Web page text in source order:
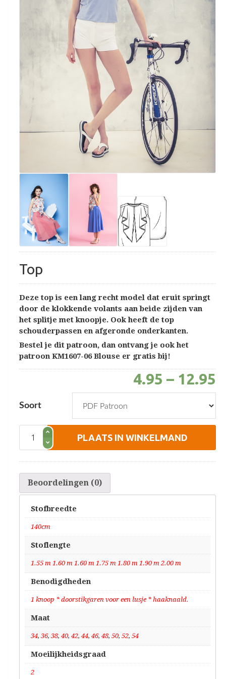
Top
Deze top is een lang recht model dat eruit springt
door de klokkende volants aan beide zijden van
het splitje met knoopje. Ook heeft de top
schouderpassen en afgeronde onderkanten.
Bestel je dit patroon, dan ontvang je ook het
patroon KM1607-06 Blouse er gratis bij!
4.95 – 12.95
Soort
Top
aantal
PLAATS IN WINKELMAND
Beoordelingen (0)
Stofbreedte
140cm
Stoflengte
1.55 m 1.60 m 1.60 m 1.75 m 1.80 m 1.90 m 2.00 m
Benodigdheden
1 knoop * doorstikgaren voor een lusje * haaknaald.
Maat
34, 36, 38, 40, 42, 44, 46, 48, 50, 52, 54
Moeilijkheidsgraad
2